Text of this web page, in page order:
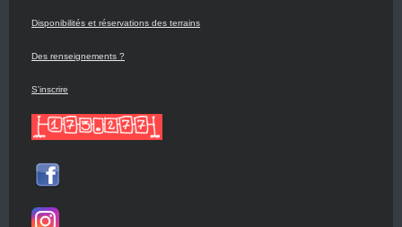
Disponibilités et réservations des terrains
Des renseignements ?
S'inscrire